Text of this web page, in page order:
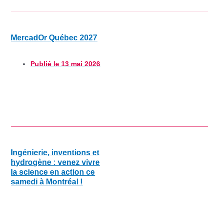
MercadOr Québec 2027
Publié le 13 mai 2026
Ingénierie, inventions et
hydrogène : venez vivre
la science en action ce
samedi à Montréal !